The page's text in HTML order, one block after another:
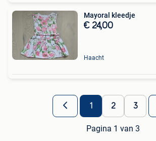
Mayoral kleedje
€ 24,00
Haacht
1 2 3
Pagina 1 van 3